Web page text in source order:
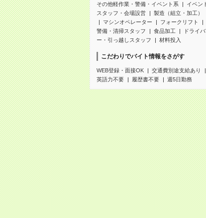
その他軽作業・警備・イベント系
イベン
スタッフ・会場設営
製造（組立・加工）
マシンオペレーター
フォークリフト
警備・清掃スタッフ
食品加工
ドライバ
ー・引っ越しスタッフ
材料投入
こだわりでバイト情報をさがす
WEB登録・面接OK
交通費別途支給あり
英語力不要
履歴書不要 週5日勤務